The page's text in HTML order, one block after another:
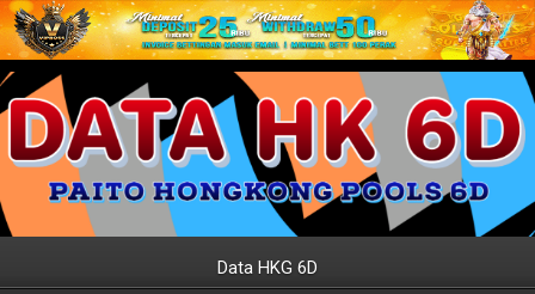
Data HKG 6D